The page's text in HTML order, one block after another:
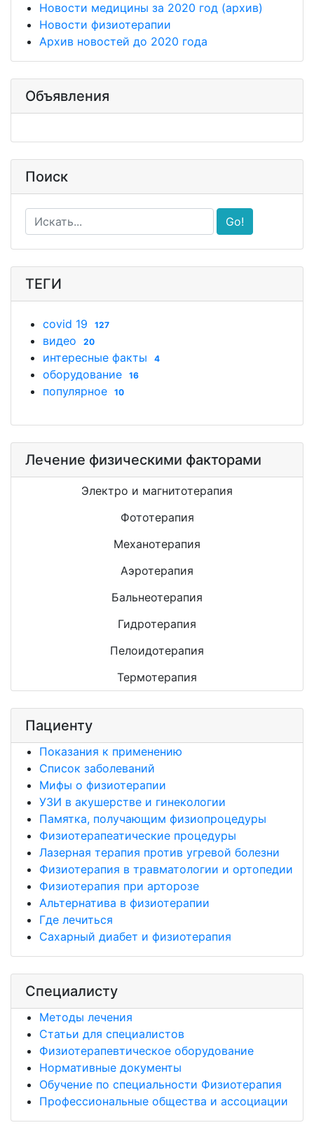
Новости медицины за 2020 год (архив)
Новости физиотерапии
Архив новостей до 2020 года
Объявления
Поиск
Go!
ТЕГИ
covid 19 127
видео 20
интересные факты 4
оборудование 16
популярное 10
Лечение физическими факторами
Электро и магнитотерапия
Фототерапия
Механотерапия
Аэротерапия
Бальнеотерапия
Гидротерапия
Пелоидотерапия
Термотерапия
Пациенту
Показания к применению
Список заболеваний
Мифы о физиотерапии
УЗИ в акушерстве и гинекологии
Памятка, получающим физиопроцедуры
Физиотерапеатические процедуры
Лазерная терапия против угревой болезни
Физиотерапия в травматологии и ортопедии
Физиотерапия при арторозе
Альтернатива в физиотерапии
Где лечиться
Сахарный диабет и физиотерапия
Специалисту
Методы лечения
Статьи для специалистов
Физиотерапевтическое оборудование
Нормативные документы
Обучение по специальности Физиотерапия
Профессиональные общества и ассоциации